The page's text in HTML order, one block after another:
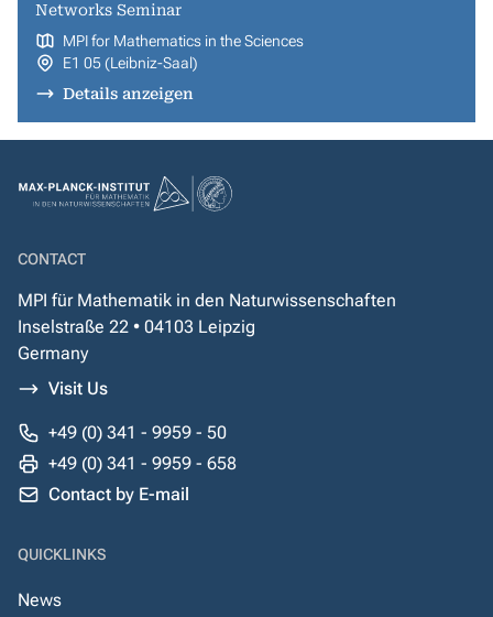
Networks Seminar
MPI for Mathematics in the Sciences
E1 05 (Leibniz-Saal)
Details anzeigen
CONTACT
MPI für Mathematik in den Naturwissenschaften
Inselstraße 22 • 04103 Leipzig
Germany
Visit Us
+49 (0) 341 - 9959 - 50
+49 (0) 341 - 9959 - 658
Contact by E-mail
QUICKLINKS
News